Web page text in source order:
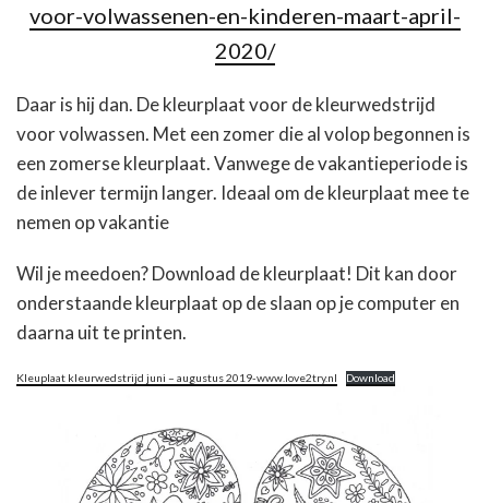
voor-volwassenen-en-kinderen-maart-april-
2020/
Daar is hij dan. De kleurplaat voor de kleurwedstrijd
voor volwassen. Met een zomer die al volop begonnen is
een zomerse kleurplaat. Vanwege de vakantieperiode is
de inlever termijn langer. Ideaal om de kleurplaat mee te
nemen op vakantie
Wil je meedoen? Download de kleurplaat! Dit kan door
onderstaande kleurplaat op de slaan op je computer en
daarna uit te printen.
Kleuplaat kleurwedstrijd juni – augustus 2019-www.love2try.nl Download